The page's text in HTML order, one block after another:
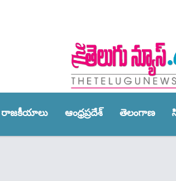
రాజ‌కీయాలు ఆంధ్ర‌ప్ర‌దేశ్‌ తెలంగాణ‌